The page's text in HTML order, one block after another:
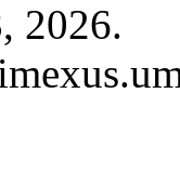
2026.